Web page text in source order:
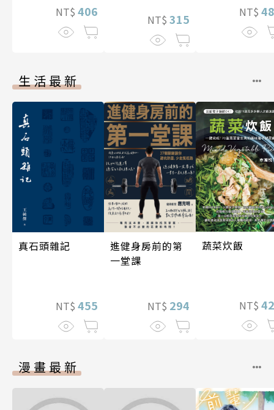
NT$ 406
NT$ 315 NT$
生活最新
真石頭雜記
NT$ 455
進健身房前的第
一堂課
NT$ 294
蔬菜炊飯
NT$
漫畫最新